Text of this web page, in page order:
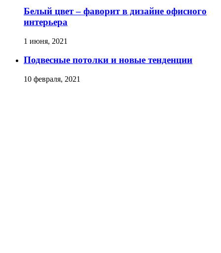
Белый цвет – фаворит в дизайне офисного
интерьера
1 июня, 2021
Подвесные потолки и новые тенденции
10 февраля, 2021